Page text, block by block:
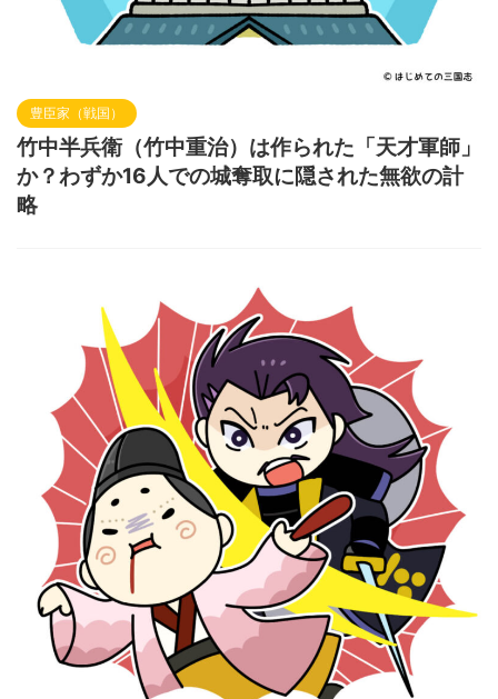
豊臣家（戦国）
竹中半兵衛（竹中重治）は作られた「天才軍師」
か？わずか16人での城奪取に隠された無欲の計
略